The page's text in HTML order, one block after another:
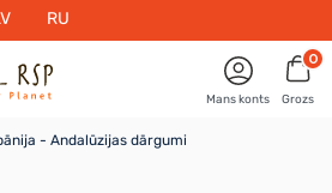
RU
Mans konts
0
Grozs
- Andalūzijas dārgumi